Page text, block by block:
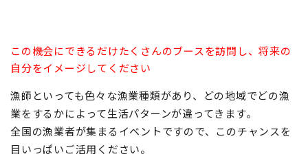
この機会にできるだけたくさんのブースを訪問し、将来の
自分をイメージしてください
漁師といっても色々な漁業種類があり、どの地域でどの漁
業をするかによって生活パターンが違ってきます。
全国の漁業者が集まるイベントですので、このチャンスを
目いっぱいご活用ください。